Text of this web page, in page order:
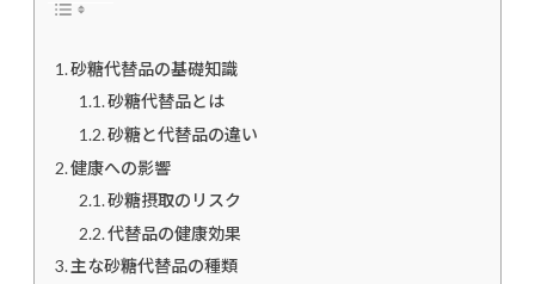
砂糖代替品の基礎知識
砂糖代替品とは
砂糖と代替品の違い
健康への影響
砂糖摂取のリスク
代替品の健康効果
主な砂糖代替品の種類